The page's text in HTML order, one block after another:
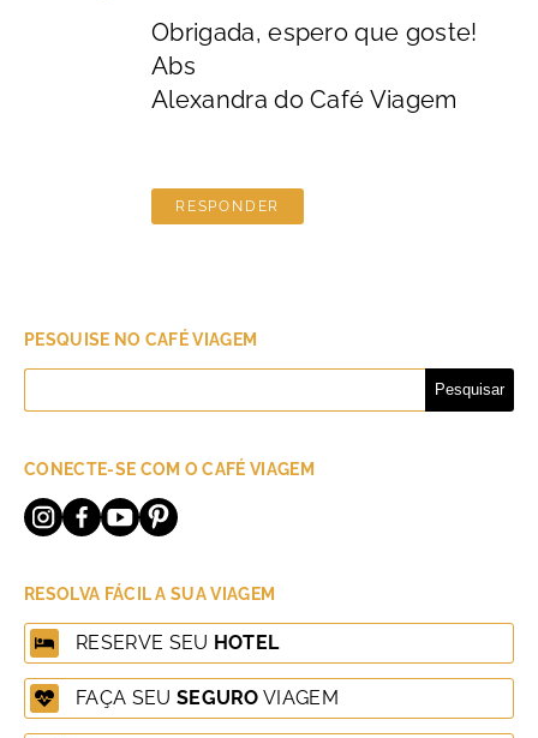
Obrigada, espero que goste!
Abs
Alexandra do Café Viagem
RESPONDER
PESQUISE NO CAFÉ VIAGEM
Pesquisar
CONECTE-SE COM O CAFÉ VIAGEM
RESOLVA FÁCIL A SUA VIAGEM
RESERVE SEU HOTEL
FAÇA SEU SEGURO VIAGEM